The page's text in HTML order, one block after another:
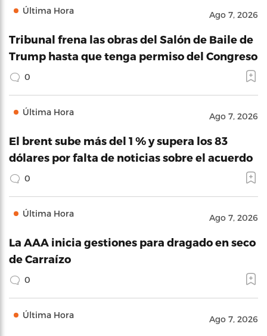
Última Hora Ago 7, 2026
Tribunal frena las obras del Salón de Baile de
Trump hasta que tenga permiso del Congreso
0
Última Hora Ago 7, 2026
El brent sube más del 1 % y supera los 83
dólares por falta de noticias sobre el acuerdo
0
Última Hora Ago 7, 2026
La AAA inicia gestiones para dragado en seco
de Carraízo
0
Última Hora Ago 7, 2026